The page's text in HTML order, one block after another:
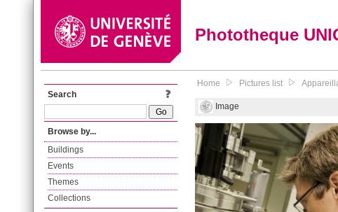
Phototheque
Search
Browse by...
Buildings
Events
Themes
Collections
Home Pictures list
Image